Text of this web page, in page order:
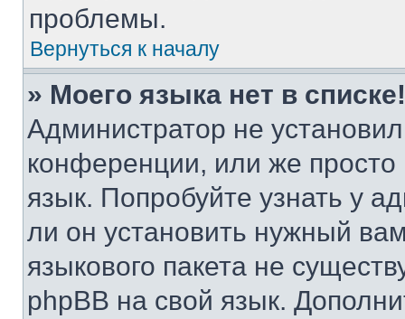
проблемы.
Вернуться к началу
» Моего языка нет в списке!
Администратор не
конференции, или же
язык. Попробуйте узнать у
ли он установить нужный
языкового пакета не
phpBB на свой язык.